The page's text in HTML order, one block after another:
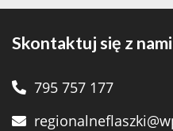
Skontaktuj się z
795 757 177